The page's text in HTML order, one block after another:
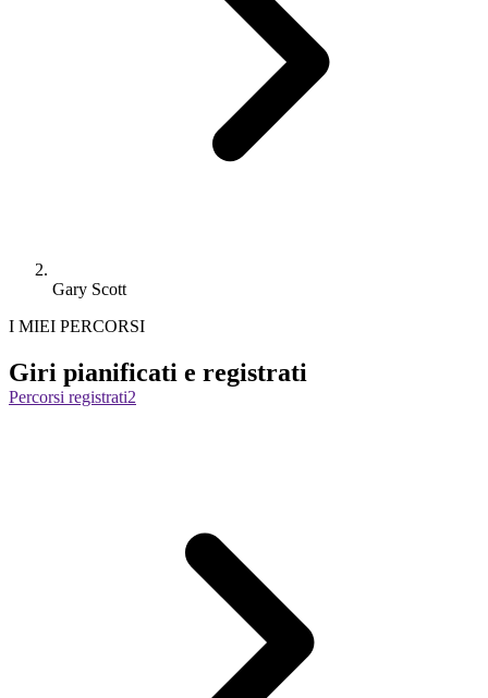
Gary Scott
I MIEI PERCORSI
Giri pianificati e registrati
Percorsi registrati2